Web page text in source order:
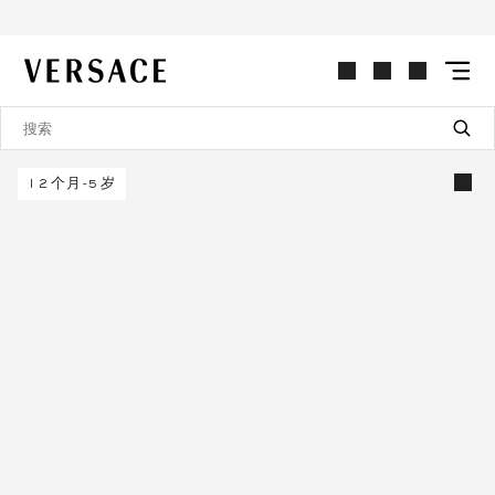
VERSACE | 主页
12个月-5岁